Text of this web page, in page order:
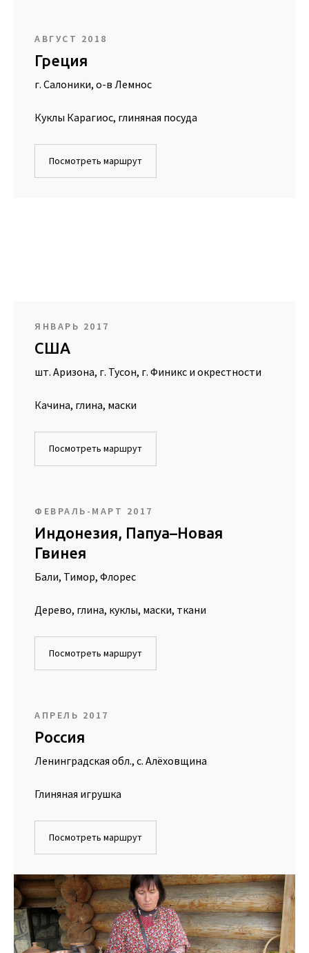
АВГУСТ 2018
Греция
г. Салоники, о-в Лемнос
Куклы Карагиос, глиняная посуда
Посмотреть маршрут
ЯНВАРЬ 2017
США
шт. Аризона, г. Тусон, г. Финикс и окрестности
Качина, глина, маски
Посмотреть маршрут
ФЕВРАЛЬ-МАРТ 2017
Индонезия, Папуа–Новая
Гвинея
Бали, Тимор, Флорес
Дерево, глина, куклы, маски, ткани
Посмотреть маршрут
АПРЕЛЬ 2017
Россия
Ленинградская обл., с. Алёховщина
Глиняная игрушка
Посмотреть маршрут